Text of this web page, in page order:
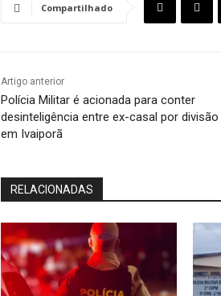
Compartilhado
Artigo anterior
Polícia Militar é acionada para conter
desinteligência entre ex-casal por divisão
em Ivaiporã
RELACIONADAS